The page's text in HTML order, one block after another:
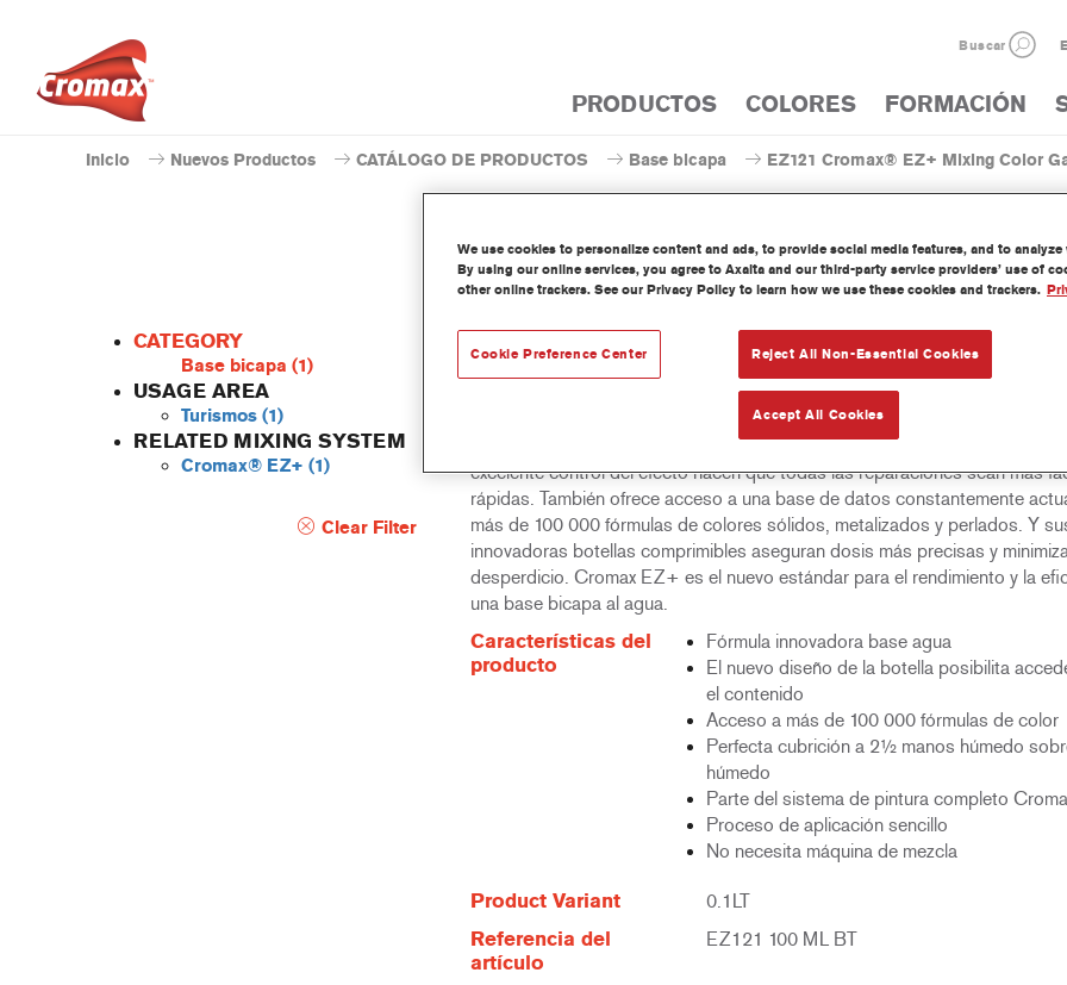
Buscar
PRODUCTOS COLORES FORMACIÓN
Inicio Nuevos Productos CATÁLOGO DE PRODUCTOS Base bicapa EZ121 Cromax® EZ+ Mixing Color
CATEGORY
Base bicapa (1)
USAGE AREA
Turismos (1)
RELATED MIXING SYSTEM
Cromax® EZ+ (1)
Clear Filter
EZ121 Cromax® EZ+ Mixing
Una base bicapa fácil de utilizar, húmedo sobre húmedo, para un excelente
rendimiento de color, versatilidad y valor. Buena cubrición, fácil difuminado y
excelente control del efecto hacen que todas las reparaciones sean más
rápidas. También ofrece acceso a una base de datos constantemente
más de 100 000 fórmulas de colores sólidos, metalizados y perlados. Y
innovadoras botellas comprimibles aseguran dosis más precisas y
desperdicio. Cromax EZ+ es el nuevo estándar para el rendimiento y la
una base bicapa al agua.
Características del
producto
Fórmula innovadora base agua
El nuevo diseño de la botella posibilita
el contenido
Acceso a más de 100 000 fórmulas de color
Perfecta cubrición a 2½ manos húmedo
húmedo
Parte del sistema de pintura completo
Proceso de aplicación sencillo
No necesita máquina de mezcla
Product Variant 0.1LT
Referencia del
artículo
EZ121 100 ML BT
We use cookies to personalize content and ads, to provide social media features, and to
By using our online services, you agree to Axalta and our third-party service providers’ use of
other online trackers. See our Privacy Policy to learn how we use these cookies and trackers.
Reject All Non-Essential Cookies
Accept All Cookies
Cookie Preference Center